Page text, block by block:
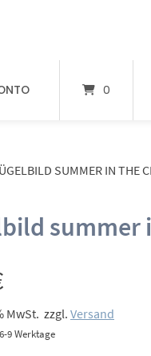
0
SUMMER IN THE
summer
MwSt. zzgl. Versand
9 Werktage